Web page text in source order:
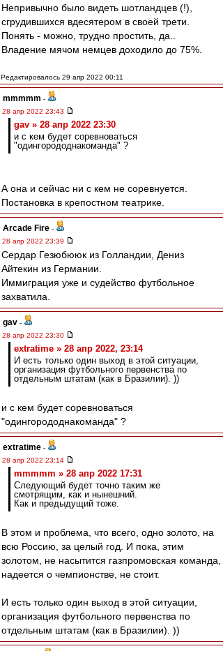
Непривычно было видеть шотландцев (!),
сгрудившихся вдесятером в своей трети.
Понять - можно, трудно простить, да..
Владение мячом немцев доходило до 75%.
Редактировалось 29 апр 2022 00:11
mmmmm -
28 апр 2022 23:43
gav » 28 апр 2022 23:30
и с кем будет соревноваться
"одингорододнакоманда" ?
А она и сейчас ни с кем не соревнуется.
Постановка в крепостном театрике.
Arcade Fire -
28 апр 2022 23:39
Сердар Гезюбююк из Голландии, Дениз
Айтекин из Германии.
Иммиграция уже и судейство футбольное
захватила.
gav -
28 апр 2022 23:30
extratime » 28 апр 2022, 23:14
И есть только один выход в этой ситуации,
организация футбольного первенства по
отдельным штатам (как в Бразилии). ))
и с кем будет соревноваться
"одингорододнакоманда" ?
extratime -
28 апр 2022 23:14
mmmmm » 28 апр 2022 17:31
Следующий будет точно таким же
смотрящим, как и нынешний.
Как и предыдущий тоже.
В этом и проблема, что всего, одно золото, на
всю Россию, за целый год. И пока, этим
золотом, не насытится газпромовская команда,
надеется о чемпионстве, не стоит.
И есть только один выход в этой ситуации,
организация футбольного первенства по
отдельным штатам (как в Бразилии). ))